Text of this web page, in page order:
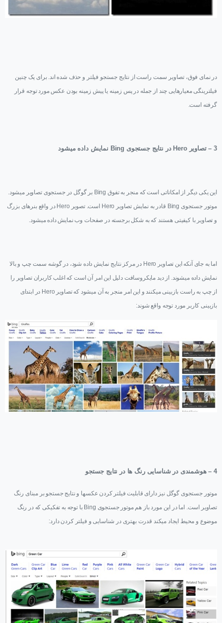
در نمای فوق، تصاویر سمت راست از نتایج جستجو فیلتر و حذف شده اند. برای یک چنین
فیلترینگی معیارهایی چند از جمله در پس زمینه یا پیش زمینه بودن عکس مورد توجه قرار
گرفته است.
3 – تصاویر Hero در نتایج جستجوی Bing نمایش داده میشود
این یکی دیگر از امکاناتی است که منجر به تفوق Bing بر گوگل در جستجوی تصاویر میشود.
موتور جستجوی Bing قادر به نمایش تصاویر Hero است. تصویر Hero در واقع بنرهای بزرگ
و تصاویر با کیفیتی هستند که به شکل برجسته در صفحات وب نمایش داده میشود.
اما به جای آنکه این تصاویر Hero در مرکز نتایج نمایش داده شود، در گوشه سمت چپ و بالا
نمایش داده میشوند. از دید مایکروسافت دلیل این امر آن است که اغلب کاربران تصاویر را
از چپ به راست بازبینی میکنند و این امر منجر به آن میشود که تصاویر Hero در ابتدای
بازبینی کاربر مورد توجه واقع شوند:
4 – هوشمندی در شناسایی رنگ ها در نتایج جستجو
موتور جستجوی گوگل نیز دارای قابلیت فیلتر کردن عکسها و نتایج جستجو بر مبنای رنگ
تصاویر است. اما در این مورد باز هم موتور جستجوی Bing با توجه به تفکیکی که در رنگ
موضوع و محیط ایجاد میکند قدرت بهتری در شناسایی و فیلتر کردن دارد: